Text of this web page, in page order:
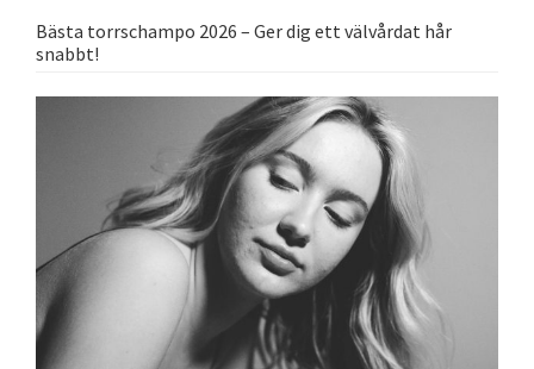
Bästa torrschampo 2026 – Ger dig ett välvårdat hår
snabbt!